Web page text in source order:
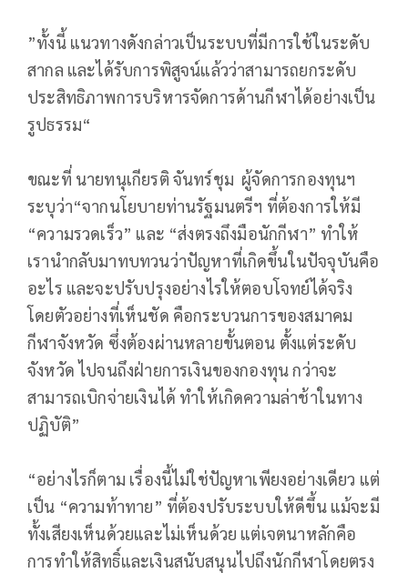
”ทั้งนี้ แนวทางดังกล่าวเป็นระบบที่มีการใช้ในระดับ
สากล และได้รับการพิสูจน์แล้วว่าสามารถยกระดับ
ประสิทธิภาพการบริหารจัดการด้านกีฬาได้อย่างเป็น
รูปธรรม“
ขณะที่ นายทนุเกียรติ จันทร์ชุม ผู้จัดการกองทุนฯ
ระบุว่า“จากนโยบายท่านรัฐมนตรีฯ ที่ต้องการให้มี
“ความรวดเร็ว” และ “ส่งตรงถึงมือนักกีฬา” ทำให้
เรานำกลับมาทบทวนว่าปัญหาที่เกิดขึ้นในปัจจุบันคือ
อะไร และจะปรับปรุงอย่างไรให้ตอบโจทย์ได้จริง
โดยตัวอย่างที่เห็นชัด คือกระบวนการของสมาคม
กีฬาจังหวัด ซึ่งต้องผ่านหลายขั้นตอน ตั้งแต่ระดับ
จังหวัด ไปจนถึงฝ่ายการเงินของกองทุน กว่าจะ
สามารถเบิกจ่ายเงินได้ ทำให้เกิดความล่าช้าในทาง
ปฏิบัติ”
“อย่างไรก็ตาม เรื่องนี้ไม่ใช่ปัญหาเพียงอย่างเดียว แต่
เป็น “ความท้าทาย” ที่ต้องปรับระบบให้ดีขึ้น แม้จะมี
ทั้งเสียงเห็นด้วยและไม่เห็นด้วย แต่เจตนาหลักคือ
การทำให้สิทธิ์และเงินสนับสนุนไปถึงนักกีฬาโดยตรง